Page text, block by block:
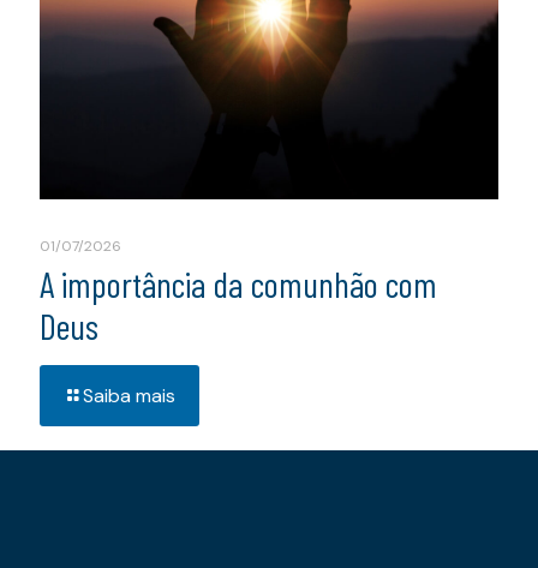
01/07/2026
A importância da comunhão com
Deus
Saiba mais